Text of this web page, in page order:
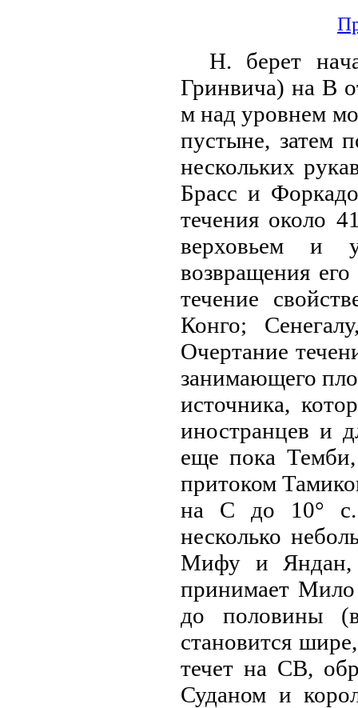
Н. берет
Гринвича) нa В
м нaд уровнем
пустыне, затем
нескольких
Брасс и
течения около
верховьем и
возвращения
течение
Конго;
Очертание
занимающего
источника,
иностранцев и
еще пока
притоком
нa С до 10° с.
несколько
Мифу и Яндан,
принимает Мило
до половины
становится
течет нa СВ,
Суданом и